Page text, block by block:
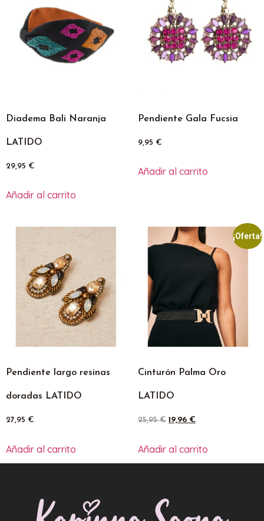
Diadema Bali Naranja
LATIDO
29,95 €
Añadir al carrito
Pendiente Gala Fucsia
9,95 €
Añadir al carrito
Pendiente largo resinas
doradas LATIDO
27,95 €
Añadir al carrito
¡Oferta!
Cinturón Palma Oro
LATIDO
25,95€ 19,96 €
Añadir al carrito